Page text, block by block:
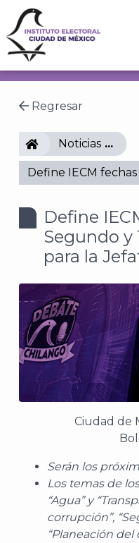
Regresar
IECMNoticias
Define IECM
Define
Segundo y
para la
Ciudad de
Serán los
Los temas de
“Agua” y
corrupción”,
“Planeación